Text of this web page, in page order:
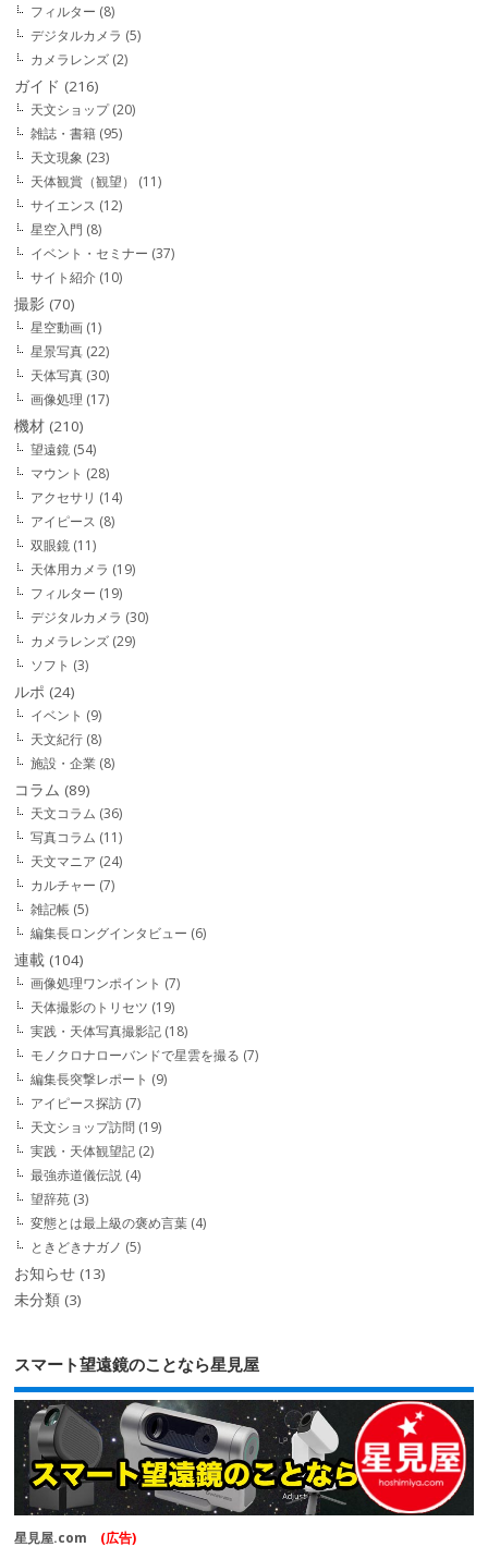
フィルター (8)
デジタルカメラ (5)
カメラレンズ (2)
ガイド (216)
天文ショップ(20)
雑誌・書籍 (95)
天文現象 (23)
天体観賞（観望）
(11)
サイエンス (12)
星空入門 (8)
イベント・セミナー (37)
サイト紹介 (10)
撮影 (70)
星空動画 (1)
星景写真 (22)
天体写真 (30)
画像処理 (17)
機材 (210)
望遠鏡 (54)
マウント (28)
アクセサリ (14)
アイピース (8)
双眼鏡 (11)
天体用カメラ (19)
フィルター (19)
デジタルカメラ (30)
カメラレンズ (29)
ソフト (3)
ルポ (24)
イベント (9)
天文紀行 (8)
施設・企業 (8)
コラム (89)
天文コラム (36)
写真コラム (11)
天文マニア (24)
カルチャー (7)
雑記帳 (5)
編集長ロングインタビュー (6)
連載 (104)
画像処理ワンポイント (7)
天体撮影のトリセツ (19)
実践・天体写真撮影記 (18)
モノクロナローバンドで星雲を撮る (7)
編集長突撃レポート (9)
アイピース探訪 (7)
天文ショップ訪問 (19)
実践・天体観望記 (2)
最強赤道儀伝説 (4)
望辞苑 (3)
変態とは最上級の褒め言葉 (4)
ときどきナガノ (5)
お知らせ (13)
未分類 (3)
スマート望遠鏡のことなら星見屋
星見屋.com (広告)